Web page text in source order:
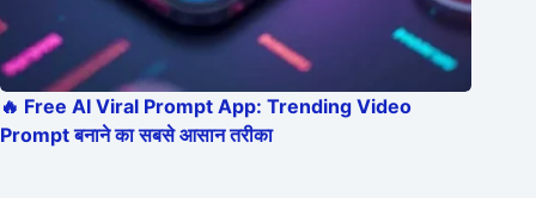
🔥 Free AI Viral Prompt App: Trending Video
Prompt बनाने का सबसे आसान तरीका